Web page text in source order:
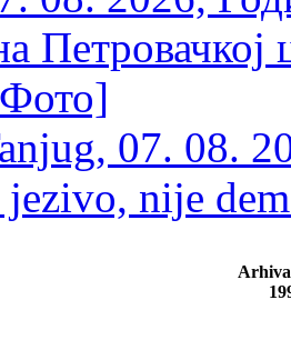
Петровачкој
07. 08.
nije